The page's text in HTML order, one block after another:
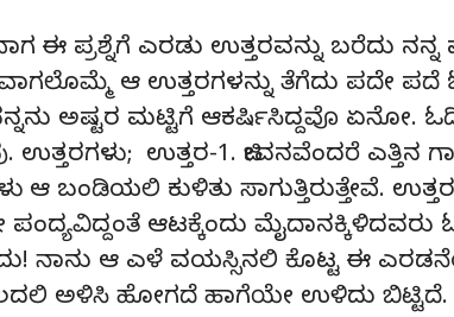
ಈ ಪ್ರಶ್ನೆಗೆ ಎರಡು ಉತ್ತರವನ್ನು ಬರೆದು
ಆ ಉತ್ತರಗಳನ್ನು ತೆಗೆದು ಪದೇ ಪದೆ
ಅಷ್ಟರ ಮಟ್ಟಿಗೆ ಆಕರ್ಷಿಸಿದ್ದವೊ ಏನೋ.
ಉತ್ತರಗಳು; ಉತ್ತರ-1. ಜೀವನವೆಂದರೆ ಎತ್ತಿನ
ಆ ಬಂಡಿಯಲಿ ಕುಳಿತು ಸಾಗುತ್ತಿರುತ್ತೇವೆ.
ಆಟಕ್ಕೆಂದು ಮೈದಾನಕ್ಕಿಳಿದವರು
ನಾನು ಆ ಎಳೆ ವಯಸ್ಸಿನಲಿ ಕೊಟ್ಟ ಈ
ಅಳಿಸಿ ಹೋಗದೆ ಹಾಗೆಯೇ ಉಳಿದು ಬಿಟ್ಟಿದೆ.